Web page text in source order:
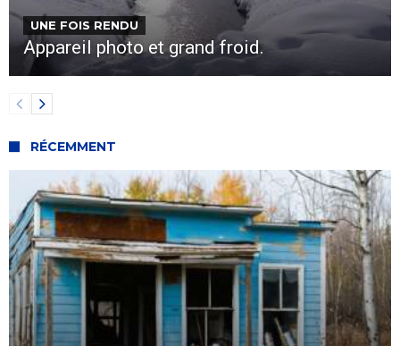
UNE FOIS RENDU
Appareil photo et grand froid.
RÉCEMMENT